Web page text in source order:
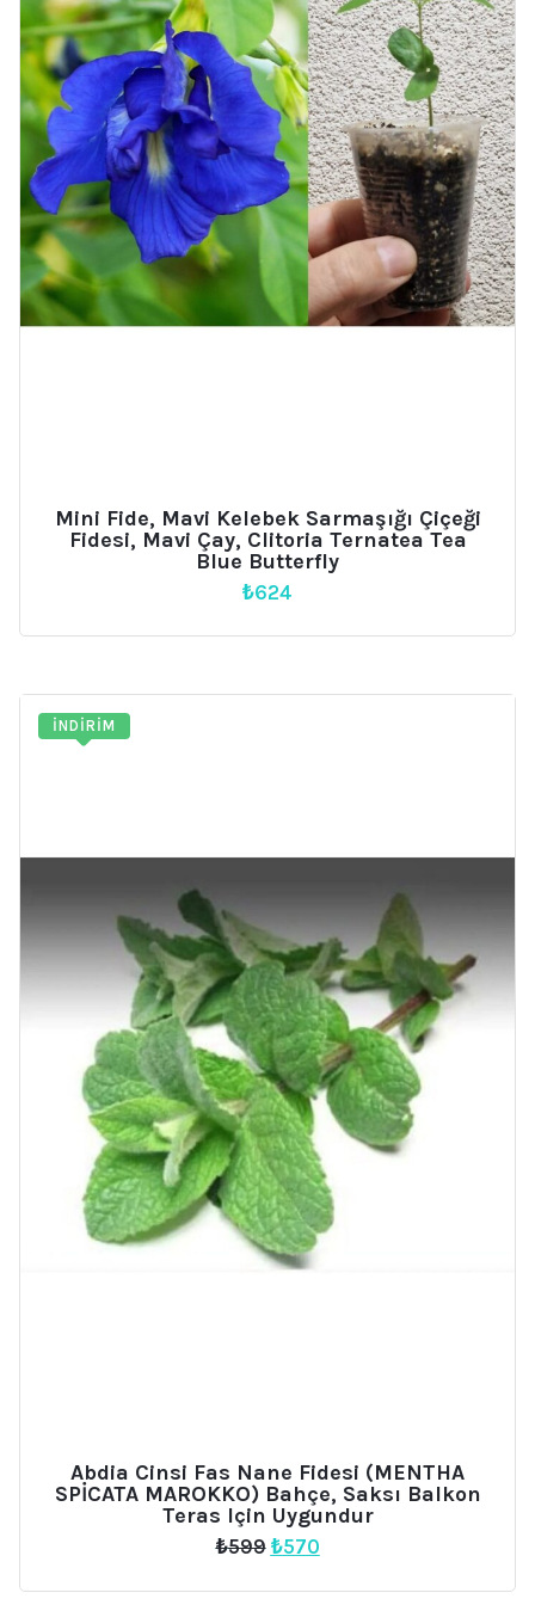
Mini Fide, Mavi Kelebek Sarmaşığı Çiçeği
Fidesi, Mavi Çay, Clitoria Ternatea Tea
Blue Butterfly
₺624
İNDIRIM
Abdia Cinsi Fas Nane Fidesi (MENTHA
SPİCATA MAROKKO) Bahçe, Saksı Balkon
Teras Için Uygundur
₺599 Orijinal
₺599.
₺570Şu
fiyat: